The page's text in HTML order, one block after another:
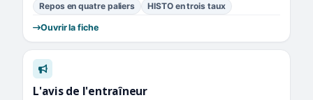
Repos en quatre paliers
HISTO en trois taux
Ouvrir la fiche
L'avis de l'entraîneur